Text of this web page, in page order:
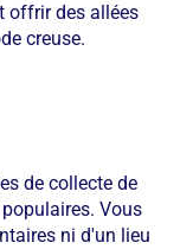
offrir des allées
creuse.
de collecte de
Vous
ni d'un lieu